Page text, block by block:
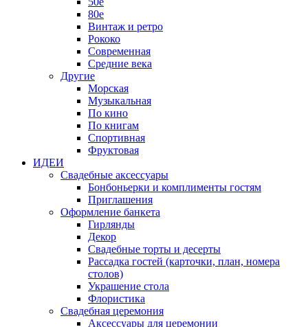
80е
Винтаж и ретро
Рококо
Современная
Средние века
Другие
Морская
Музыкальная
По кино
По книгам
Спортивная
Фруктовая
ИДЕИ
Свадебные аксессуары
Бонбоньерки и комплименты гостям
Приглашения
Оформление банкета
Гирлянды
Декор
Свадебные торты и десерты
Рассадка гостей (карточки, план, номера
столов)
Украшение стола
Флористика
Свадебная церемония
Аксессуары для церемонии